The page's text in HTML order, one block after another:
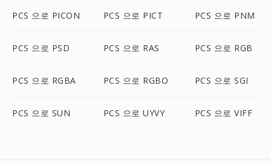
PCS 으로 PICON PCS 으로 PICT PCS 으로 PNM
PCS 으로 PSD PCS 으로 RAS PCS 으로 RGB
PCS 으로 RGBA PCS 으로 RGBO PCS 으로 SGI
PCS 으로 SUN PCS 으로 UYVY PCS 으로 VIFF